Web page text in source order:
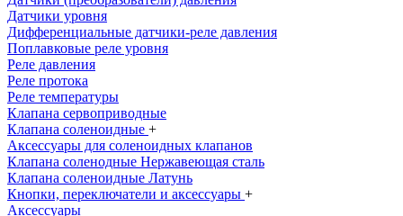
Датчики уровня
Дифференциальные датчики-реле давления
Поплавковые реле уровня
Реле давления
Реле протока
Реле температуры
Клапана сервоприводные
Клапана соленоидные +
Аксессуары для соленоидных клапанов
Клапана соленодные Нержавеющая сталь
Клапана соленоидные Латунь
Кнопки, переключатели и аксессуары +
Аксессуары